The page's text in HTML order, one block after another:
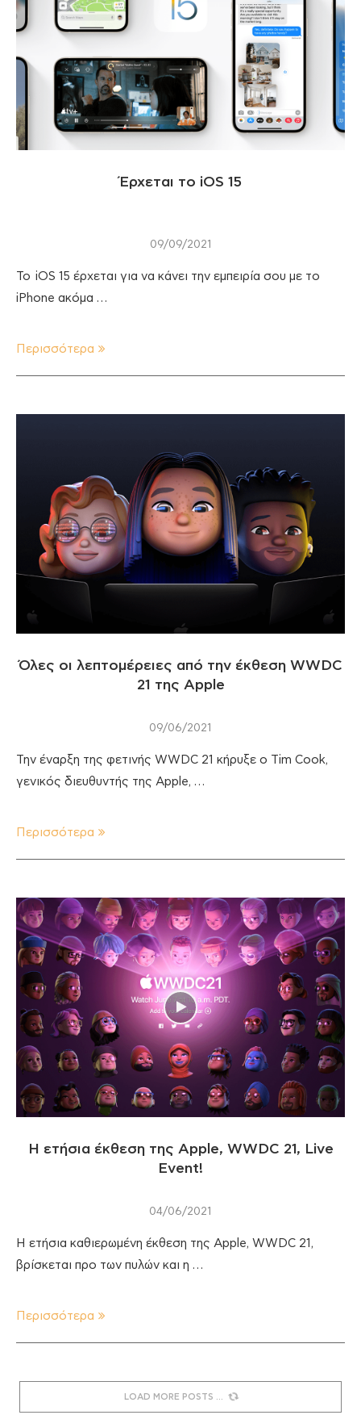
Έρχεται το iOS 15
09/09/2021
Το iOS 15 έρχεται για να κάνει την εμπειρία σου με το
iPhone ακόμα …
Περισσότερα
Όλες οι λεπτομέρειες από την έκθεση WWDC
21 της Apple
09/06/2021
Την έναρξη της φετινής WWDC 21 κήρυξε ο Tim Cook,
γενικός διευθυντής της Apple, …
Περισσότερα
Η ετήσια έκθεση της Apple, WWDC 21, Live
Event!
04/06/2021
Η ετήσια καθιερωμένη έκθεση της Apple, WWDC 21,
βρίσκεται προ των πυλών και η …
Περισσότερα
LOAD MORE POSTS